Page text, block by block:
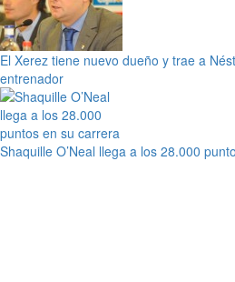
El Xerez tiene nuevo dueño y trae a
entrenador
Shaquille O’Neal llega a los 28.000